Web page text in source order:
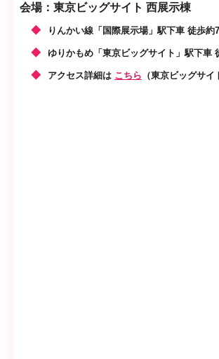
会場：東京ビッグサイト 西展示棟
りんかい線「国際展示場」駅下車 徒歩約
ゆりかもめ「東京ビッグサイト」駅下車
アクセス詳細は こちら （東京ビッグサイ